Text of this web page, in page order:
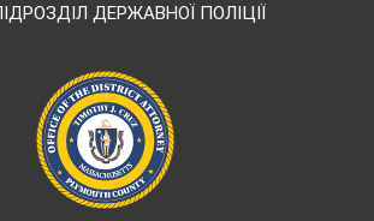
ДЕРЖАВНОЇ ПОЛІЦІЇ